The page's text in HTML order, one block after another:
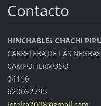
Contacto
HINCHABLES CHACHI
CARRETERA DE LAS
CAMPOHERMOSO
04110
620032795